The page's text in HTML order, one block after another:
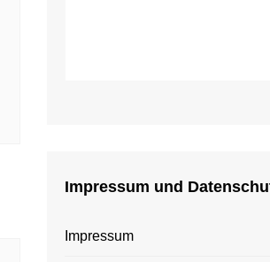
Impressum und
Impressum